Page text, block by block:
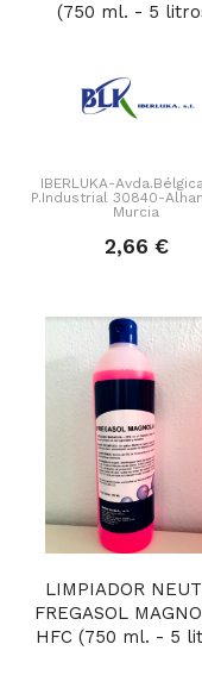
(750 ml. - 5
IBERLUKA-
P.Industrial 30840-
Murcia
2,66 €
LIMPIADOR
FREGASOL
HFC (750 ml. - 5